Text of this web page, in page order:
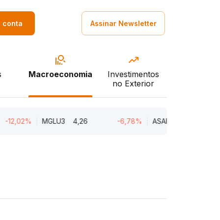
conta Assinar Newsletter
Macroeconomia
Investimentos
no Exterior
MGLU3 4,26 -6,78% ASAI3 8,00